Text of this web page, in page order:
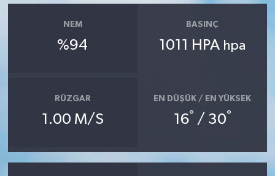
NEM
%94
BASINÇ
1011 HPA hpa
RÜZGAR
1.00 M/S
EN DÜŞÜK / EN YÜKSEK
16° / 30°